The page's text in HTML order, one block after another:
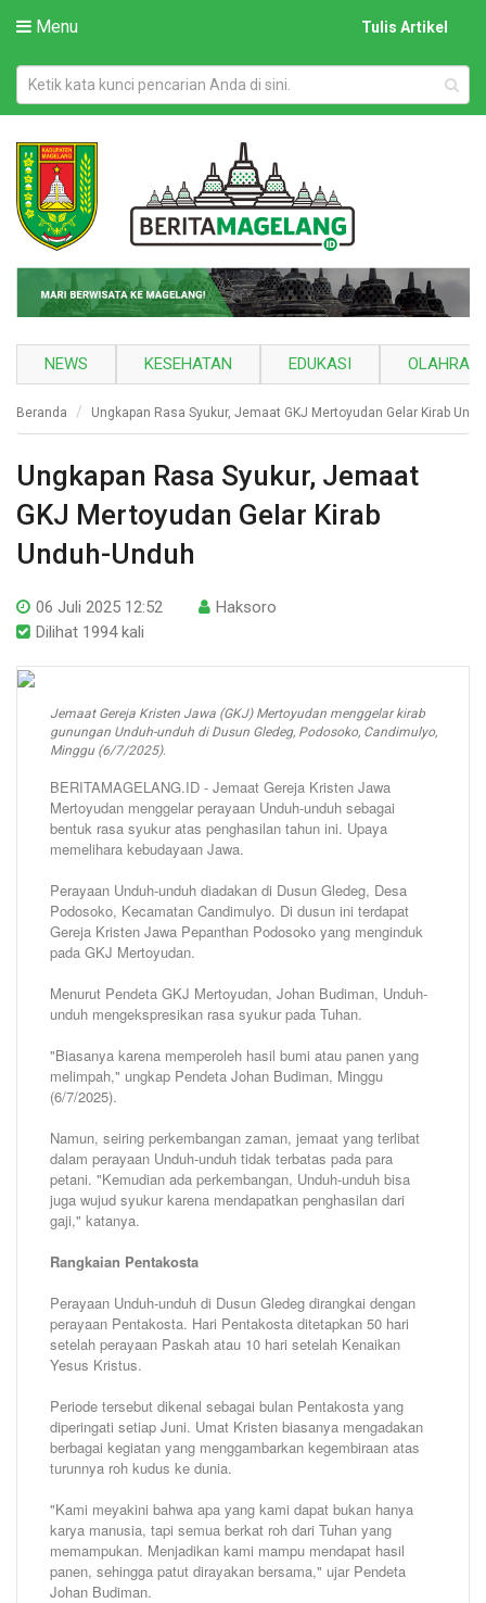
Menu Tulis Artikel
NEWS KESEHATAN EDUKASI
Beranda Ungkapan Rasa Syukur, Jemaat GKJ Mertoyudan Gelar Kirab
Ungkapan Rasa Syukur, Jemaat
GKJ Mertoyudan Gelar Kirab
Unduh-Unduh
06 Juli 2025 12:52
Haksoro
Dilihat 1994 kali
Jemaat Gereja Kristen Jawa (GKJ) Mertoyudan menggelar kirab
gunungan Unduh-unduh di Dusun Gledeg, Podosoko, Candimulyo,
Minggu (6/7/2025).
BERITAMAGELANG.ID - Jemaat Gereja Kristen Jawa
Mertoyudan menggelar perayaan Unduh-unduh sebagai
bentuk rasa syukur atas penghasilan tahun ini. Upaya
memelihara kebudayaan Jawa.
Perayaan Unduh-unduh diadakan di Dusun Gledeg, Desa
Podosoko, Kecamatan Candimulyo. Di dusun ini terdapat
Gereja Kristen Jawa Pepanthan Podosoko yang menginduk
pada GKJ Mertoyudan.
Menurut Pendeta GKJ Mertoyudan, Johan Budiman, Unduh-
unduh mengekspresikan rasa syukur pada Tuhan.
"Biasanya karena memperoleh hasil bumi atau panen yang
melimpah," ungkap Pendeta Johan Budiman, Minggu
(6/7/2025).
Namun, seiring perkembangan zaman, jemaat yang terlibat
dalam perayaan Unduh-unduh tidak terbatas pada para
petani. "Kemudian ada perkembangan, Unduh-unduh bisa
juga wujud syukur karena mendapatkan penghasilan dari
gaji," katanya.
Rangkaian Pentakosta
Perayaan Unduh-unduh di Dusun Gledeg dirangkai dengan
perayaan Pentakosta. Hari Pentakosta ditetapkan 50 hari
setelah perayaan Paskah atau 10 hari setelah Kenaikan
Yesus Kristus.
Periode tersebut dikenal sebagai bulan Pentakosta yang
diperingati setiap Juni. Umat Kristen biasanya mengadakan
berbagai kegiatan yang menggambarkan kegembiraan atas
turunnya roh kudus ke dunia.
"Kami meyakini bahwa apa yang kami dapat bukan hanya
karya manusia, tapi semua berkat roh dari Tuhan yang
memampukan. Menjadikan kami mampu mendapat hasil
panen, sehingga patut dirayakan bersama," ujar Pendeta
Johan Budiman.